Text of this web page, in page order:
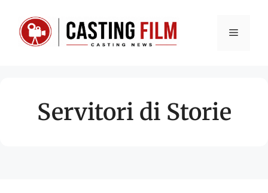
contenuto
Menu
Servitori di Storie